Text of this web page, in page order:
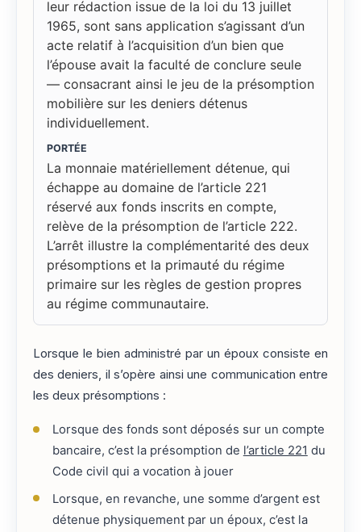
leur rédaction issue de la loi du 13 juillet
1965, sont sans application s’agissant d’un
acte relatif à l’acquisition d’un bien que
l’épouse avait la faculté de conclure seule
— consacrant ainsi le jeu de la présomption
mobilière sur les deniers détenus
individuellement.
PORTÉE
La monnaie matériellement détenue, qui
échappe au domaine de l’article 221
réservé aux fonds inscrits en compte,
relève de la présomption de l’article 222.
L’arrêt illustre la complémentarité des deux
présomptions et la primauté du régime
primaire sur les règles de gestion propres
au régime communautaire.
Lorsque le bien administré par un époux consiste en
des deniers, il s’opère ainsi une communication entre
les deux présomptions :
Lorsque des fonds sont déposés sur un compte
bancaire, c’est la présomption de l’article 221 du
Code civil qui a vocation à jouer
Lorsque, en revanche, une somme d’argent est
détenue physiquement par un époux, c’est la